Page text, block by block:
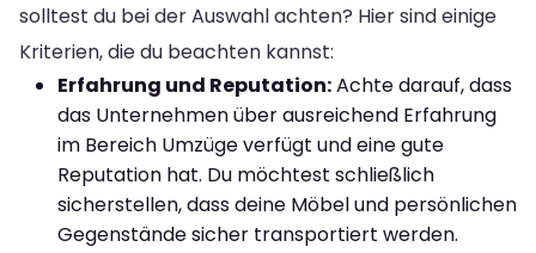
solltest du bei der Auswahl achten? Hier sind einige
Kriterien, die du beachten kannst:
Erfahrung und Reputation:Achte darauf, dass
das Unternehmen über ausreichend Erfahrung
im Bereich Umzüge verfügt und eine gute
Reputation hat. Du möchtest schließlich
sicherstellen, dass deine Möbel und persönlichen
Gegenstände sicher transportiert werden.